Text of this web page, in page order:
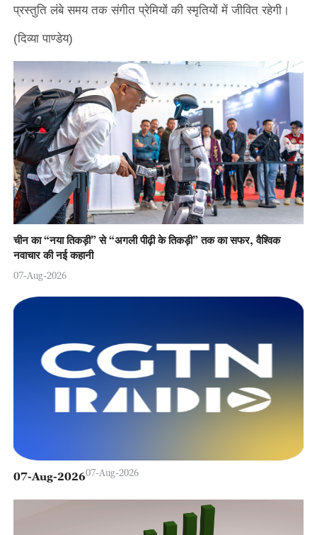
प्रस्तुति लंबे समय तक संगीत प्रेमियों की स्मृतियों में जीवित रहेगी।
(दिव्या पाण्डेय)
चीन का “नया तिकड़ी” से “अगली पीढ़ी के तिकड़ी” तक का सफर, वैश्विक
नवाचार की नई कहानी
07-Aug-2026
07-Aug-202607-Aug-2026